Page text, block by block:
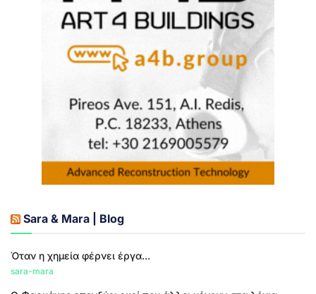
Sara & Mara | Blog
Όταν η χημεία φέρνει έργα...
sara-mara